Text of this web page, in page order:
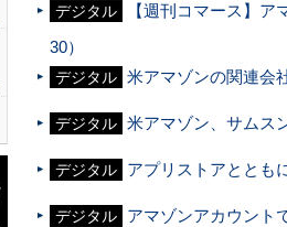
デジタル
【週刊コマース】
30）
デジタル 米アマゾンの関連会
デジタル 米アマゾン、サムス
デジタル アプリストアととも
デジタル アマゾンアカウント